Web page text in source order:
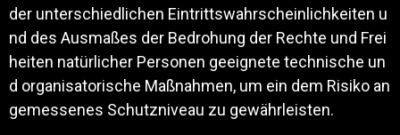
der unterschiedlichen Eintrittswahrscheinlichkeiten u
nd des Ausmaßes der Bedrohung der Rechte und Frei
heiten natürlicher Personen geeignete technische un
d organisatorische Maßnahmen, um ein dem Risiko an
gemessenes Schutzniveau zu gewährleisten.